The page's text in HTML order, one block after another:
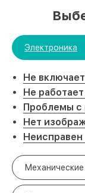
Электроника
Не
Не работает
Проблемы с
Нет
Неисправен